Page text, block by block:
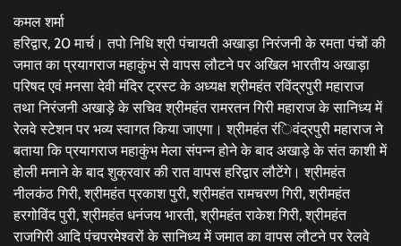
कमल शर्मा
हरिद्वार, 20 मार्च। तपो निधि श्री पंचायती अखाड़ा निरंजनी के रमता पंचों की
जमात का प्रयागराज महाकुंभ से वापस लौटने पर अखिल भारतीय अखाड़ा
परिषद एवं मनसा देवी मंदिर ट्रस्ट के अध्यक्ष श्रीमहंत रविंद्रपुरी महाराज
तथा निरंजनी अखाड़े के सचिव श्रीमहंत रामरतन गिरी महाराज के सानिध्य में
रेलवे स्टेशन पर भव्य स्वागत किया जाएगा। श्रीमहंत रंिवंद्रपुरी महाराज ने
बताया कि प्रयागराज महाकुंभ मेला संपन्न होने के बाद अखाड़े के संत काशी में
होली मनाने के बाद शुक्रवार की रात वापस हरिद्वार लौटेंगे। श्रीमहंत
नीलकंठ गिरी, श्रीमहंत प्रकाश पुरी, श्रीमहंत रामचरण गिरी, श्रीमहंत
हरगोविंद पुरी, श्रीमहंत धनंजय भारती, श्रीमहंत राकेश गिरी, श्रीमहंत
राजगिरी आदि पंचपरमेश्वरों के सानिध्य में जमात का वापस लौटने पर रेलवे